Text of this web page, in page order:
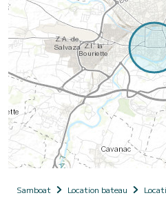
Samboat Location bateau